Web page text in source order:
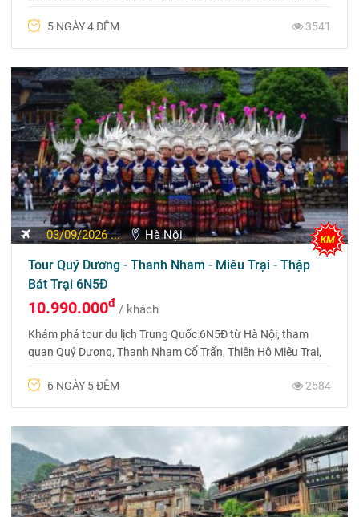
trấn. Liên hệ 0969 566 598
5 NGÀY 4 ĐÊM 3541
03/09/2026 ... Hà Nội
Tour Quý Dương - Thanh Nham - Miêu Trại - Thập
Bát Trại 6N5Đ
10.990.000đ / khách
Khám phá tour du lịch Trung Quốc 6N5Đ từ Hà Nội, tham
quan Quý Dương, Thanh Nham Cổ Trấn, Thiên Hộ Miêu Trại,
cảnh sắc độc đáo! Liên hệ 0969 566 598
6 NGÀY 5 ĐÊM 2584